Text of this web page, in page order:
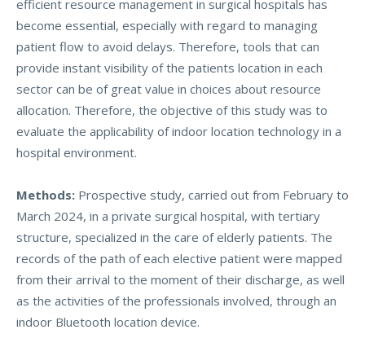
efficient resource management in surgical hospitals has
become essential, especially with regard to managing
patient flow to avoid delays. Therefore, tools that can
provide instant visibility of the patients location in each
sector can be of great value in choices about resource
allocation. Therefore, the objective of this study was to
evaluate the applicability of indoor location technology in a
hospital environment.
Methods: Prospective study, carried out from February to
March 2024, in a private surgical hospital, with tertiary
structure, specialized in the care of elderly patients. The
records of the path of each elective patient were mapped
from their arrival to the moment of their discharge, as well
as the activities of the professionals involved, through an
indoor Bluetooth location device.